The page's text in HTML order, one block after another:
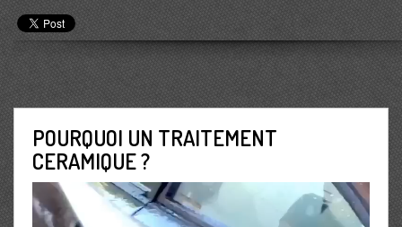
POURQUOI UN TRAITEMENT
CERAMIQUE ?
Lecteur
vidéo